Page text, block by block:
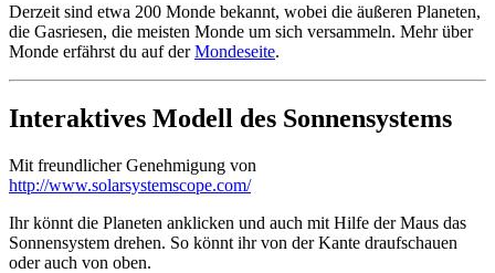
Derzeit sind etwa 200 Monde bekannt, wobei die äußeren Planeten,
die Gasriesen, die meisten Monde um sich versammeln. Mehr über
Monde erfährst du auf derMondeseite.
Interaktives Modell des Sonnensystems
Mit freundlicher Genehmigung von
http://www.solarsystemscope.com/
Ihr könnt die Planeten anklicken und auch mit Hilfe der Maus das
Sonnensystem drehen. So könnt ihr von der Kante draufschauen
oder auch von oben.